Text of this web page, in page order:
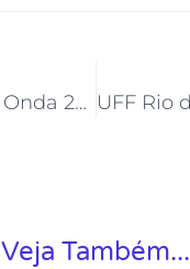
Festival da Onda 2023 começa nesta quarta, dia 8, no Teatro Municipal Joel Barcellos
Veja Também...